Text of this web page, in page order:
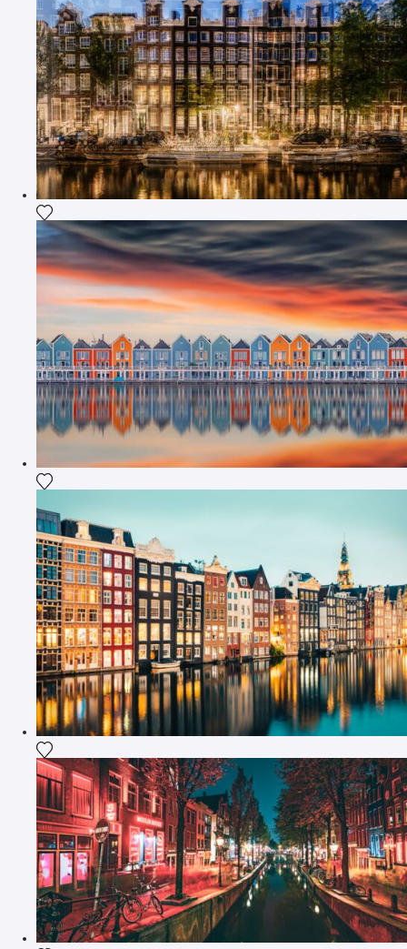
Agrega la fotografía a mi lista de deseos
Agrega la fotografía a mi lista de deseos